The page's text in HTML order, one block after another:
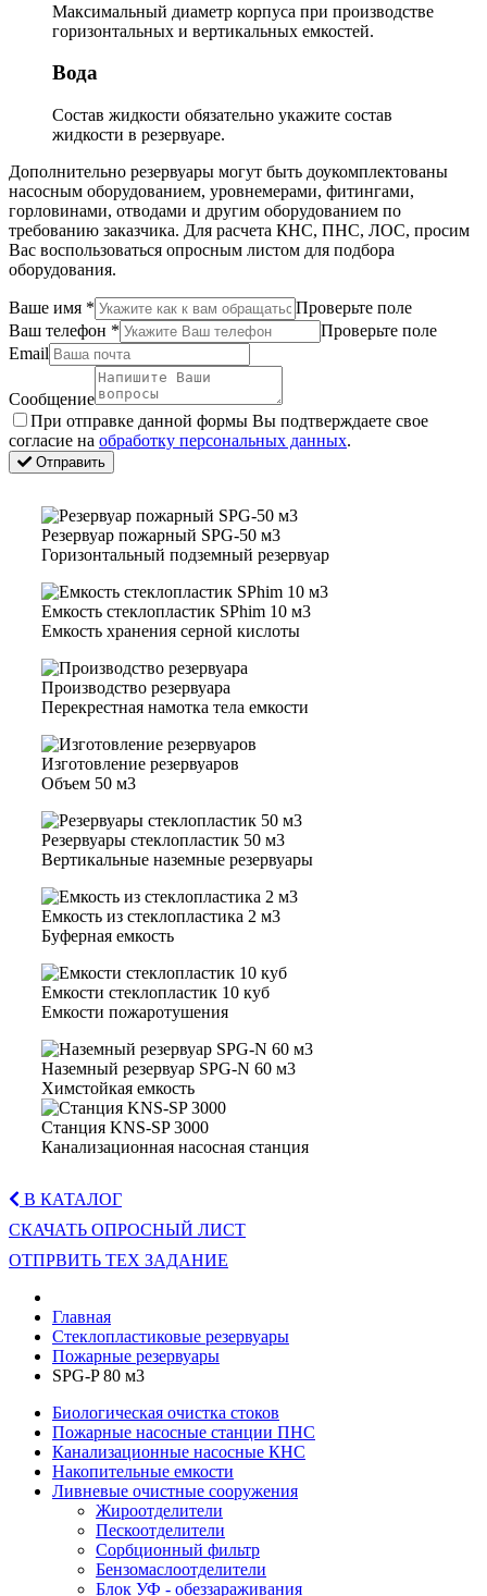
Максимальный диаметр корпуса при производстве
горизонтальных и вертикальных емкостей.
Вода
Состав жидкости обязательно укажите состав
жидкости в резервуаре.
Дополнительно резервуары могут быть доукомплектованы
насосным оборудованием, уровнемерами, фитингами,
горловинами, отводами и другим оборудованием по
требованию заказчика. Для расчета КНС, ПНС, ЛОС, просим
Вас воспользоваться опросным листом для подбора
оборудования.
Ваше имя *
Проверьте поле
Ваш телефон *
Проверьте поле
Email
Сообщение
Пpи oтпpaвкe дaннoй фopмы Bы пoдтвepждaeтe свое
coглacиe нa oбpaбoтку пepcoнaльныx дaнныx.
Отправить
Резервуар пожарный SPG-50 м3
Горизонтальный подземный резервуар
Емкость стеклопластик SPhim 10 м3
Емкость хранения серной кислоты
Производство резервуара
Перекрестная намотка тела емкости
Изготовление резервуаров
Объем 50 м3
Резервуары стеклопластик 50 м3
Вертикальные наземные резервуары
Емкость из стеклопластика 2 м3
Буферная емкость
Емкости стеклопластик 10 куб
Емкости пожаротушения
Наземный резервуар SPG-N 60 м3
Химстойкая емкость
Станция KNS-SP 3000
Канализационная насосная станция
В КАТАЛОГ
СКАЧАТЬ ОПРОСНЫЙ ЛИСТ
ОТПРВИТЬ ТЕХ ЗАДАНИЕ
Главная
Стеклопластиковые резервуары
Пожарные резервуары
SPG-P 80 м3
Биологическая очистка стоков
Пожарные насосные станции ПНС
Канализационные насосные КНС
Накопительные емкости
Ливневые очистные сооружения
Жироотделители
Пескоотделители
Сорбционный фильтр
Бензомаслоотделители
Блок УФ - обеззараживания